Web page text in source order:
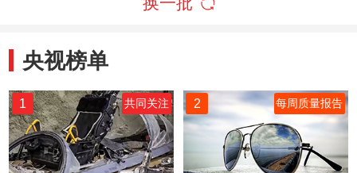
央视榜单
1 共同关注 2 每周质量报告